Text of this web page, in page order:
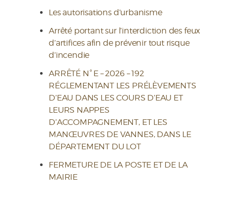
Les autorisations d’urbanisme
Arrêté portant sur l’interdiction des feux
d’artifices afin de prévenir tout risque
d’incendie
ARRÊTÉ N° E – 2026 – 192
RÉGLEMENTANT LES PRÉLÈVEMENTS
D’EAU DANS LES COURS D’EAU ET
LEURS NAPPES
D’ACCOMPAGNEMENT, ET LES
MANŒUVRES DE VANNES, DANS LE
DÉPARTEMENT DU LOT
FERMETURE DE LA POSTE ET DE LA
MAIRIE